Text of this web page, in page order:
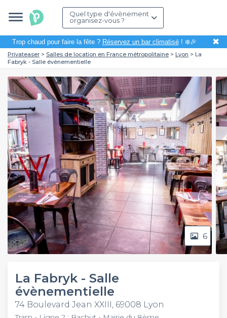
Quel type d'évènement
organisez-vous ?
Trop chaud pour faire la fête ? Réservez un bar climatisé! ❄️🎉 ✖
Privateaser Salles de location en France métropolitaine Lyon
La
Fabryk - Salle évènementielle
6
La Fabryk - Salle
évènementielle
74 Boulevard Jean XXIII, 69008 Lyon